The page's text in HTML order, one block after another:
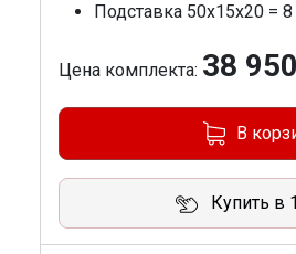
Подставка 50х15х20 =
Цена комплекта: 38
В
Купить в